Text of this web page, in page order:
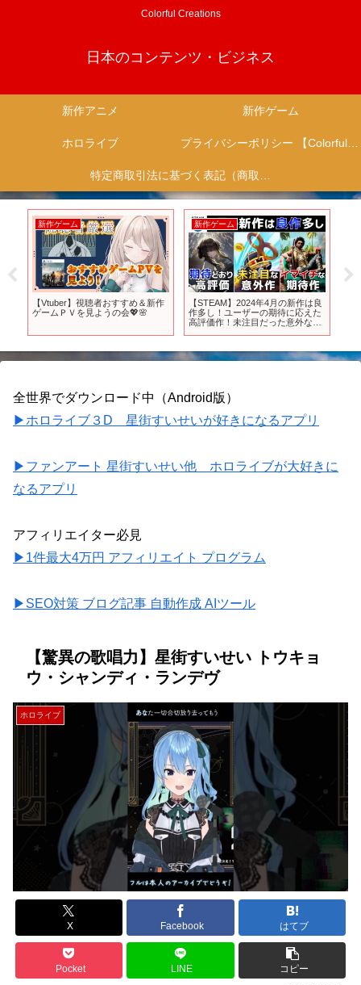
Colorful Creations
日本のコンテンツ・ビジネス
新作アニメ 新作ゲーム
ホロライブ プライバシーポリシー 【Colorful Creation】
特定商取引法に基づく表記（商取引に関する開示）
新作ゲーム
【Vtuber】視聴者おすすめ＆新作
ゲームＰＶを見ようの会💖🌸
新作ゲーム
【STEAM】2024年4月の新作は良
作多し！ユーザーの期待に応えた
高評価作！未注目だった意外な高
【PS/Switch/Xbox】
全世界でダウンロード中（Android版）
▶ホロライブ３D 星街すいせいが好きになるアプリ
▶ファンアート 星街すいせい他 ホロライブが大好きに
なるアプリ
アフィリエイター必見
▶1件最大4万円 アフィリエイト プログラム
▶SEO対策 ブログ記事 自動作成 AIツール
【驚異の歌唱力】星街すいせい トウキョ
ウ・シャンディ・ランデヴ
ホロライブ
X Facebook はてブ
Pocket LINE コピー